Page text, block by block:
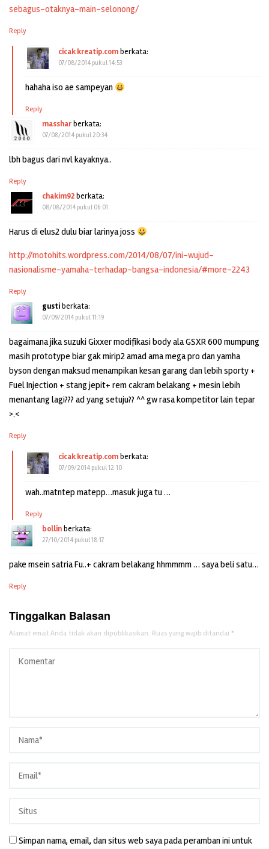
sebagus-otaknya-main-selonong/
Reply
cicak kreatip.comberkata:
07/08/2014 pukul 14:53
hahaha iso ae sampeyan
Reply
massharberkata:
07/08/2014 pukul 20:34
lbh bagus dari nvl kayaknya..
Reply
chakim92berkata:
08/08/2014 pukul 06:01
Harus di elus2 dulu biar larinya joss
http://motohits.wordpress.com/2014/08/07/ini-wujud-
nasionalisme-yamaha-terhadap-bangsa-indonesia/#more-2243
Reply
gustiberkata:
07/09/2014 pukul 11:19
bagaimana jika suzuki Gixxer modifikasi body ala GSXR 600 mumpung
masih prototype biar gak mirip2 amad ama mega pro dan yamha
byson dengan maksud menampikan kesan garang dan lebih sporty +
Fuel Injection + stang jepit+ rem cakram belakang + mesin lebih
menantang lagi??? ad yang setuju?? ^^ gw rasa kompetitor lain tepar
>.<
Reply
cicak kreatip.comberkata:
07/09/2014 pukul 12:10
wah..matntep matepp…masuk juga tu …
Reply
bollinberkata:
27/10/2014 pukul 18:17
pake msein satria Fu..+ cakram belakang hhmmmm … saya beli satu…
Reply
Tinggalkan Balasan
Alamat email Anda tidak akan dipublikasikan. Ruas yang wajib ditandai *
Simpan nama, email, dan situs web saya pada peramban ini untuk